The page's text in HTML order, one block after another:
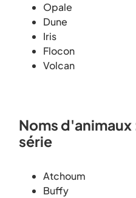
Opale
Dune
Iris
Flocon
Volcan
Noms
série
Atchoum
Buffy